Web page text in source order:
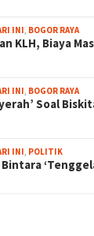
INI BOGOR RAYA
KLH, Biaya
INI BOGOR RAYA
Soal
INI POLITIK
Bintara